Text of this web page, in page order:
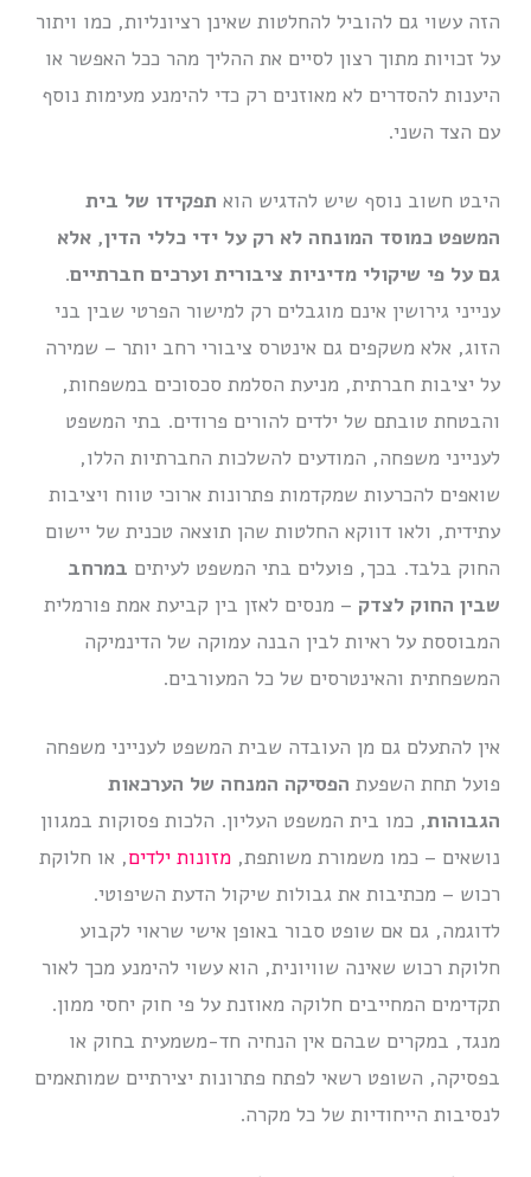
הזה עשוי גם להוביל להחלטות שאינן רציונליות, כמו ויתור
על זכויות מתוך רצון לסיים את ההליך מהר ככל האפשר או
היענות להסדרים לא מאוזנים רק כדי להימנע מעימות נוסף
עם הצד השני.
היבט חשוב נוסף שיש להדגיש הוא תפקידו של בית
המשפט כמוסד המונחה לא רק על ידי כללי הדין, אלא
גם על פי שיקולי מדיניות ציבורית וערכים חברתיים.
ענייני גירושין אינם מוגבלים רק למישור הפרטי שבין בני
הזוג, אלא משקפים גם אינטרס ציבורי רחב יותר – שמירה
על יציבות חברתית, מניעת הסלמת סכסוכים במשפחות,
והבטחת טובתם של ילדים להורים פרודים. בתי המשפט
לענייני משפחה, המודעים להשלכות החברתיות הללו,
שואפים להכרעות שמקדמות פתרונות ארוכי טווח ויציבות
עתידית, ולאו דווקא החלטות שהן תוצאה טכנית של יישום
החוק בלבד. בכך, פועלים בתי המשפט לעיתים במרחב
שבין החוק לצדק – מנסים לאזן בין קביעת אמת פורמלית
המבוססת על ראיות לבין הבנה עמוקה של הדינמיקה
המשפחתית והאינטרסים של כל המעורבים.
אין להתעלם גם מן העובדה שבית המשפט לענייני משפחה
פועל תחת השפעת הפסיקה המנחה של הערכאות
הגבוהות, כמו בית המשפט העליון. הלכות פסוקות במגוון
נושאים – כמו משמורת משותפת,מזונות ילדים, או חלוקת
רכוש – מכתיבות את גבולות שיקול הדעת השיפוטי.
לדוגמה, גם אם שופט סבור באופן אישי שראוי לקבוע
חלוקת רכוש שאינה שוויונית, הוא עשוי להימנע מכך לאור
תקדימים המחייבים חלוקה מאוזנת על פי חוק יחסי ממון.
מנגד, במקרים שבהם אין הנחיה חד-משמעית בחוק או
בפסיקה, השופט רשאי לפתח פתרונות יצירתיים שמותאמים
לנסיבות הייחודיות של כל מקרה.